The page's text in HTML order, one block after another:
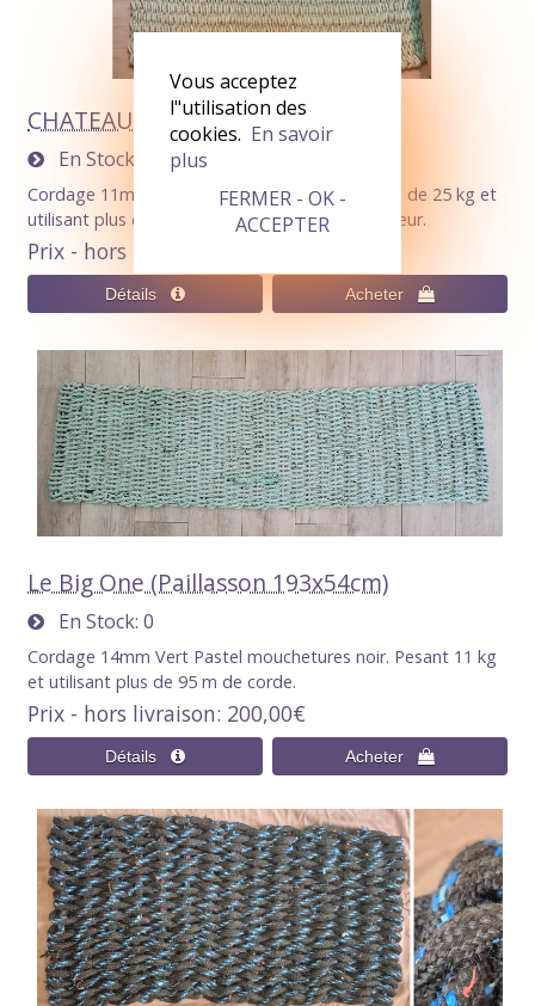
CHATEAU (Paillasson 235x150cm)
En Stock
Cordage 11mm Verte nuances noir. Pesant plus de 25 kg et
utilisant plus de 250 m de corde. Tapis d'extérieur.
Prix - hors livraison
Le Big One (Paillasson 193x54cm)
En Stock 0
Cordage 14mm Vert Pastel mouchetures noir. Pesant 11 kg
et utilisant plus de 95 m de corde.
Prix - hors livraison 200,00€
Vous acceptez
l"utilisation des
cookies. En savoir
plus
FERMER - OK -
ACCEPTER